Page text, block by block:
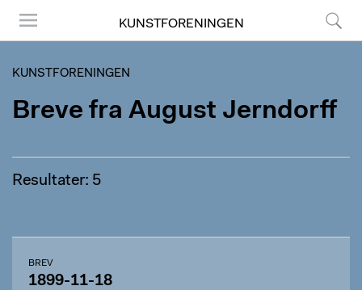
KUNSTFORENINGEN
KUNSTFORENINGEN
Breve fra August Jerndorff
Resultater: 5
BREV
1899-11-18